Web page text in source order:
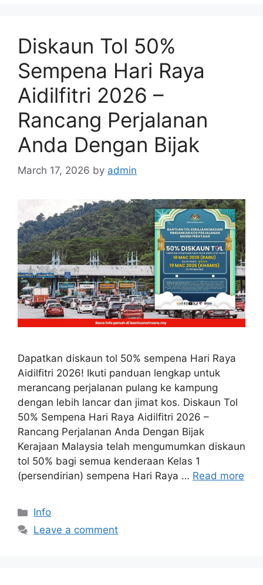
Diskaun Tol 50%
Sempena Hari Raya
Aidilfitri 2026 –
Rancang Perjalanan
Anda Dengan Bijak
March 17, 2026 by admin
Dapatkan diskaun tol 50% sempena Hari Raya
Aidilfitri 2026! Ikuti panduan lengkap untuk
merancang perjalanan pulang ke kampung
dengan lebih lancar dan jimat kos. Diskaun Tol
50% Sempena Hari Raya Aidilfitri 2026 –
Rancang Perjalanan Anda Dengan Bijak
Kerajaan Malaysia telah mengumumkan diskaun
tol 50% bagi semua kenderaan Kelas 1
(persendirian) sempena Hari Raya … Read more
Categories
Info
Leave a comment